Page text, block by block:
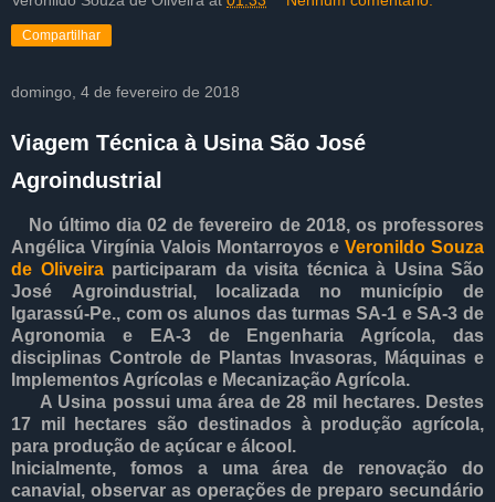
Compartilhar
domingo, 4 de fevereiro de 2018
Viagem Técnica à Usina São José
Agroindustrial
No último dia 02 de fevereiro de 2018, os professores
Angélica Virgínia Valois Montarroyos e Veronildo Souza
de Oliveiraparticiparam da visita técnica à Usina São
José Agroindustrial, localizada no município de
Igarassú-Pe., com os alunos das turmas SA-1 e SA-3 de
Agronomia e EA-3 de Engenharia Agrícola, das
disciplinas Controle de Plantas Invasoras, Máquinas e
Implementos Agrícolas e Mecanização Agrícola.
A Usina possui uma área de 28 mil hectares. Destes
17 mil hectares são destinados à produção agrícola,
para produção de açúcar e álcool.
Inicialmente, fomos a uma área de renovação do
canavial, observar as operações de preparo secundário